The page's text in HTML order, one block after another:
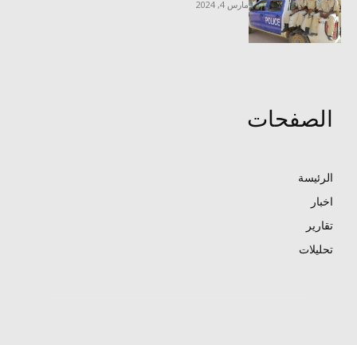
مارس 4, 2024
الصفحات
الرئيسة
اخبار
تقارير
تحليلات